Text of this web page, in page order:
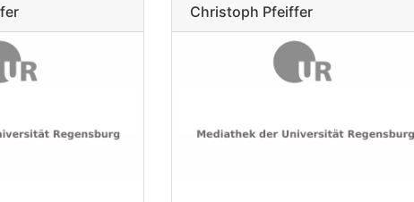
Christoph Pfeiffer